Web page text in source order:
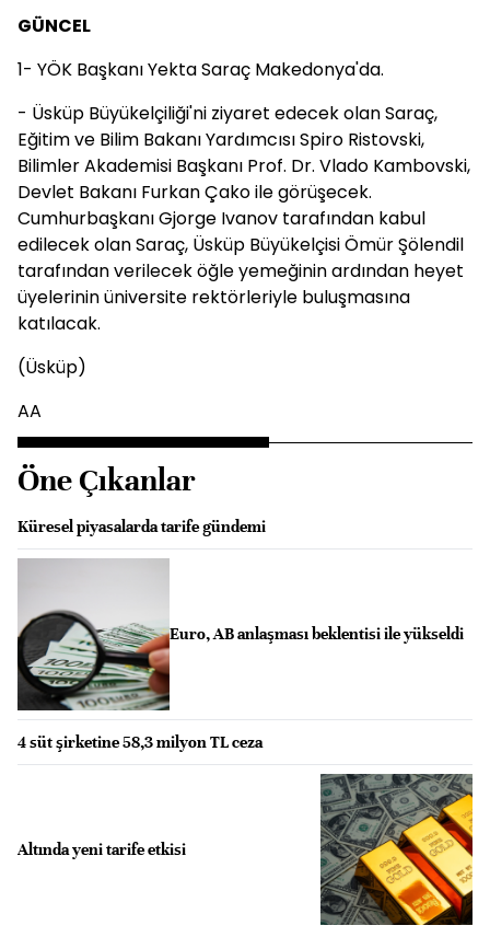
GÜNCEL
1- YÖK Başkanı Yekta Saraç Makedonya'da.
- Üsküp Büyükelçiliği'ni ziyaret edecek olan Saraç,
Eğitim ve Bilim Bakanı Yardımcısı Spiro Ristovski,
Bilimler Akademisi Başkanı Prof. Dr. Vlado Kambovski,
Devlet Bakanı Furkan Çako ile görüşecek.
Cumhurbaşkanı Gjorge Ivanov tarafından kabul
edilecek olan Saraç, Üsküp Büyükelçisi Ömür Şölendil
tarafından verilecek öğle yemeğinin ardından heyet
üyelerinin üniversite rektörleriyle buluşmasına
katılacak.
(Üsküp)
AA
Öne Çıkanlar
Küresel piyasalarda tarife gündemi
Euro, AB anlaşması beklentisi ile yükseldi
4 süt şirketine 58,3 milyon TL ceza
Altında yeni tarife etkisi